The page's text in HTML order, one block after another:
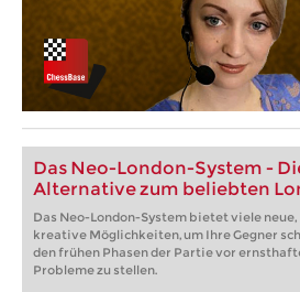
Das Neo-London-System -
Alternative zum beliebten
Das Neo-London-System bietet viele neue,
kreative Möglichkeiten, um Ihre Gegner
den frühen Phasen der Partie vor
Probleme zu stellen.